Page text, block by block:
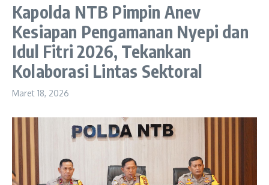
Kapolda NTB Pimpin Anev
Kesiapan Pengamanan Nyepi dan
Idul Fitri 2026, Tekankan
Kolaborasi Lintas Sektoral
Maret 18, 2026